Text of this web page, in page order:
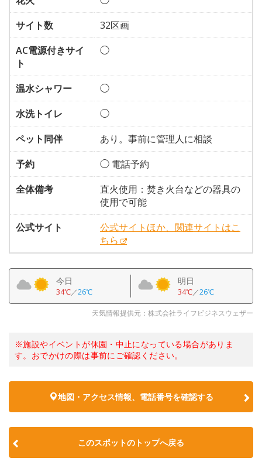
サイト数
32区画
AC電源付きサイ
ト
◯
温水シャワー
◯
水洗トイレ
◯
ペット同伴
あり。事前に管理人に相談
予約
◯ 電話予約
全体備考
直火使用：焚き火台などの器具の
使用で可能
公式サイト
公式サイトほか、関連サイトはこ
ちら
今日
34℃／26℃
明日
34℃／26℃
天気情報提供元：株式会社ライフビジネスウェザー
※施設やイベントが休園・中止になっている場合がありま
す。おでかけの際は事前にご確認ください。
地図・アクセス情報、電話番号を確認する
このスポットのトップへ戻る